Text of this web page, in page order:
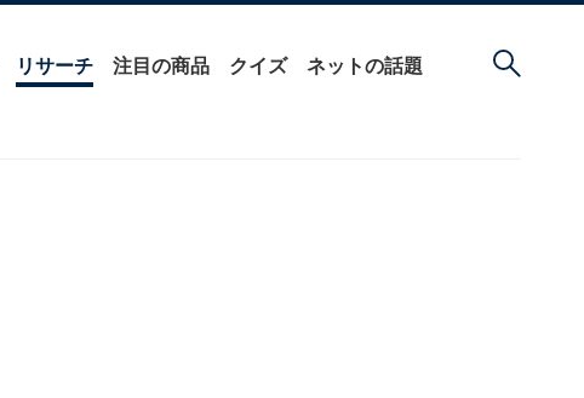
リサーチ 注目の商品 クイズ ネットの話題